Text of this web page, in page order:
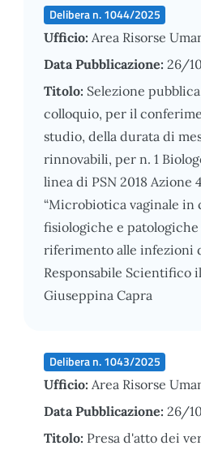
Delibera n. 1044/2025
Ufficio: Area Risorse
Data Pubblicazione: 26/
Titolo: Selezione
colloquio, per il
studio, della durata di
rinnovabili, per n. 1
linea di PSN 2018 Azione
“Microbiotica vaginale in
fisiologiche e
riferimento alle infezioni
Responsabile Scientifico
Giuseppina Capra
Delibera n. 1043/2025
Ufficio: Area Risorse
Data Pubblicazione: 26/
Titolo: Presa d'atto dei